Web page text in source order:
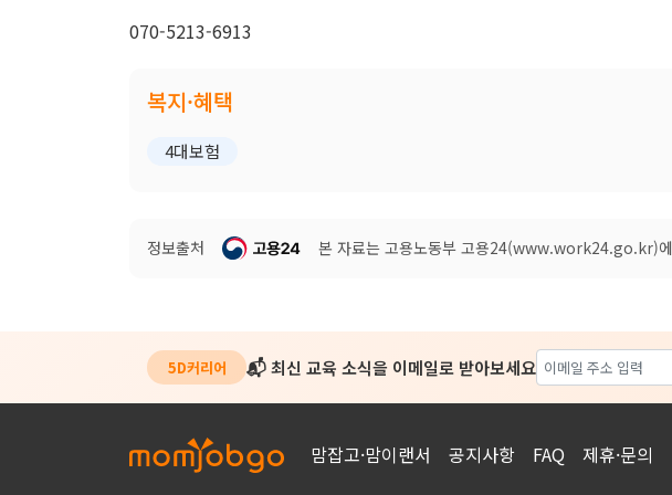
070-5213-6913
복지·혜택
4대보험
정보출처 본 자료는 고용노동부 고용24(www.work24.go.kr)
5D커리어 📬 최신 교육 소식을 이메일로 받아보세요
맘잡고·맘이랜서 공지사항 FAQ 제휴·문의